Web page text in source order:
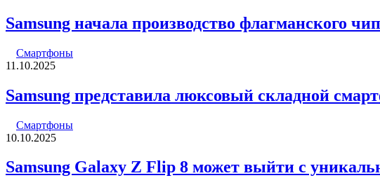
Samsung начала производство флагманского
Смартфоны
11.10.2025
Samsung представила люксовый складной
Смартфоны
10.10.2025
Samsung Galaxy Z Flip 8 может выйти с